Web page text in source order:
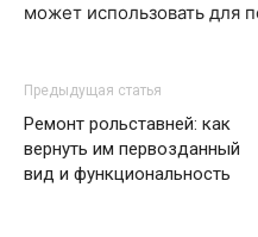
может использовать для
Предыдущая статья
Ремонт рольставней: как
вернуть им первозданный
вид и функциональность